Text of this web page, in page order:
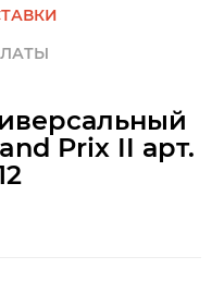
Prix II арт.